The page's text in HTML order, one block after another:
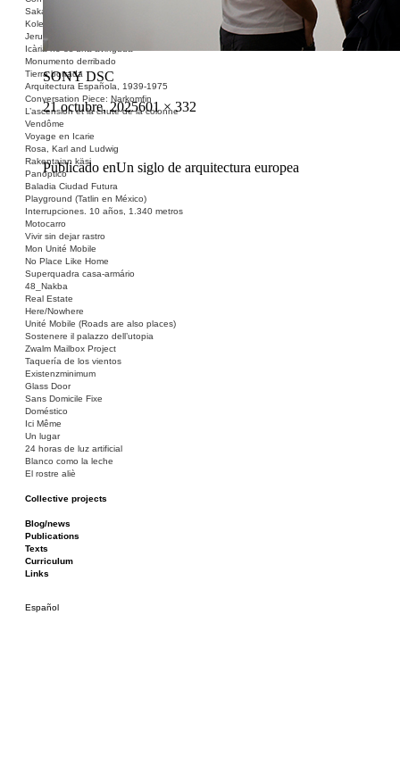
Sakai Shelter
Kolektivizacija vsega
Jerusalem ID
Icària no és una avinguda
Monumento derribado
Tierra borrada
Arquitectura Española, 1939-1975
Conversation Piece: Narkomfin
L’ascension et la chute de la colonne
Vendôme
Voyage en Icarie
Rosa, Karl and Ludwig
Rakentajan käsi
Panóptico
Baladia Ciudad Futura
Playground (Tatlin en México)
Interrupciones. 10 años, 1.340 metros
Motocarro
Vivir sin dejar rastro
Mon Unité Mobile
No Place Like Home
Superquadra casa-armário
48_Nakba
Real Estate
Here/Nowhere
Unité Mobile (Roads are also places)
Sostenere il palazzo dell’utopia
Zwalm Mailbox Project
Taquería de los vientos
Existenzminimum
Glass Door
Sans Domicile Fixe
Doméstico
Ici Même
Un lugar
24 horas de luz artificial
Blanco como la leche
El rostre aliè
Collective projects
Ciza Muzej
Roulotte
Canòdrom/Canòdrom
ON Prat
Rieres/Rambles
Blog/news
Publications
Texts
Curriculum
Links
Español
SONY DSC
Publicado
el
21 octubre, 2025Tamaño
601 × 332
Navegación
de
entradas
Publicado enUn siglo de arquitectura europea